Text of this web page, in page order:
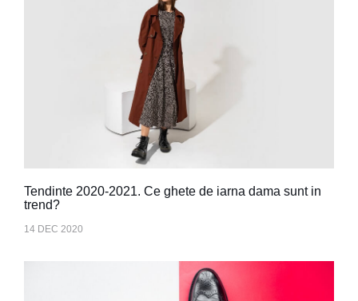
Tendinte 2020-2021. Ce ghete de iarna dama sunt in
trend?
14 DEC 2020